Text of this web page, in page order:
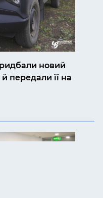
новий
передали її на